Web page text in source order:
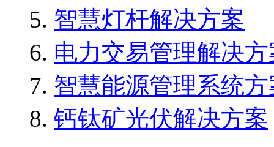
智慧灯杆解决方案
电力交易管理解决方
智慧能源管理系统方
钙钛矿光伏解决方案